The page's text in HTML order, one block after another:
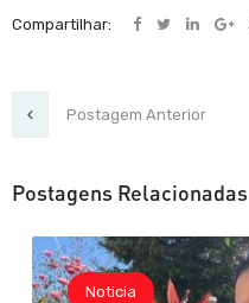
Compartilhar:
Postagem Anterior
Postagens Relacionadas
Noticia